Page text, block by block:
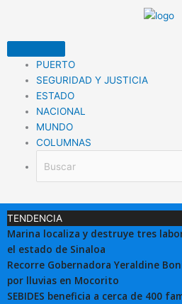
PUERTO
SEGURIDAD Y JUSTICIA
ESTADO
NACIONAL
MUNDO
COLUMNAS
TENDENCIA
Marina localiza y destruye tres
el estado de Sinaloa
Recorre Gobernadora Yeraldine
por lluvias en Mocorito
SEBIDES beneficia a cerca de 400